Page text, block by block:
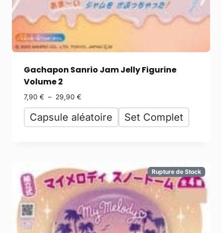
Gachapon Sanrio Jam Jelly Figurine
Volume 2
7,90 € – 29,90 €
Capsule aléatoire Set Complet
Rupture de Stock